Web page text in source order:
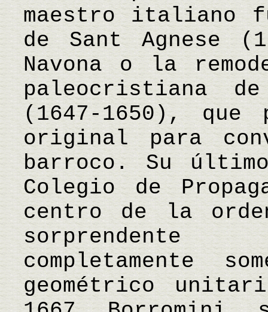
maestro italiano
de Sant Agnese
Navona o la
paleocristiana
(1647-1650),
original para
barroco. Su
Colegio de
centro de la
completamente
geométrico